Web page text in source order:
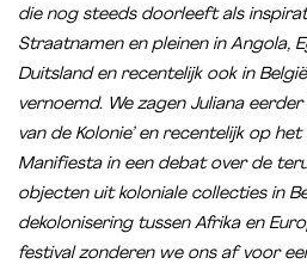
die nog steeds doorleeft als
Straatnamen en pleinen in Angola,
Duitsland en recentelijk ook in
vernoemd. We zagen Juliana eerder
van de Kolonie’ en recentelijk op
Manifiesta in een debat over de
objecten uit koloniale collecties in
dekolonisering tussen Afrika en
festival zonderen we ons af voor